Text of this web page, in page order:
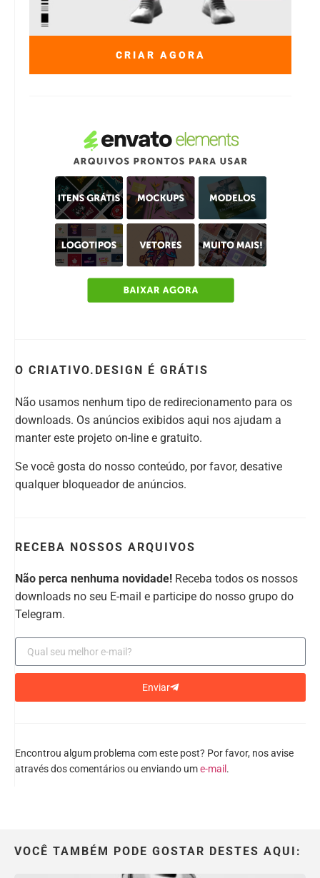
CRIAR AGORA
O CRIATIVO.DESIGN É GRÁTIS
Não usamos nenhum tipo de redirecionamento para os
downloads. Os anúncios exibidos aqui nos ajudam a
manter este projeto on-line e gratuito.
Se você gosta do nosso conteúdo, por favor, desative
qualquer bloqueador de anúncios.
RECEBA NOSSOS ARQUIVOS
Não perca nenhuma novidade! Receba todos os nossos
downloads no seu E-mail e participe do nosso grupo do
Telegram.
Enviar
Encontrou algum problema com este post? Por favor, nos avise
através dos comentários ou enviando ume-mail .
VOCÊ TAMBÉM PODE GOSTAR DESTES AQUI: